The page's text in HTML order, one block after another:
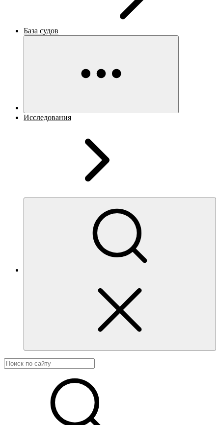
База судов
Исследования